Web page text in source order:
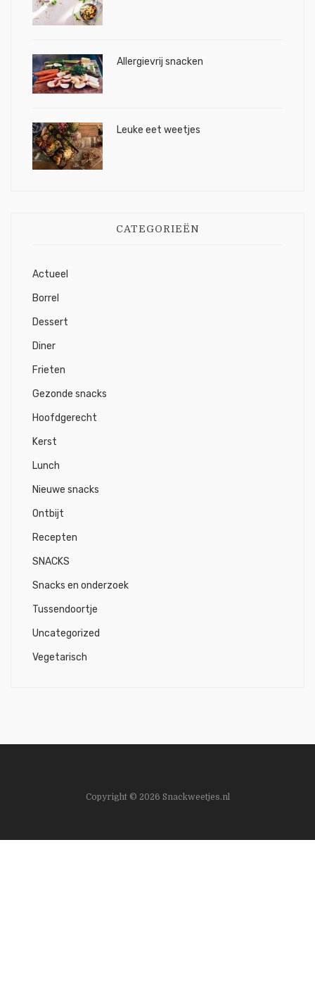
Allergievrij snacken
Leuke eet weetjes
CATEGORIEËN
Actueel
Borrel
Dessert
Diner
Frieten
Gezonde snacks
Hoofdgerecht
Kerst
Lunch
Nieuwe snacks
Ontbijt
Recepten
SNACKS
Snacks en onderzoek
Tussendoortje
Uncategorized
Vegetarisch
Copyright © 2026 Snackweetjes.nl